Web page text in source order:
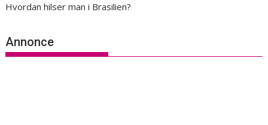
Hvordan hilser man i Brasilien?
Annonce